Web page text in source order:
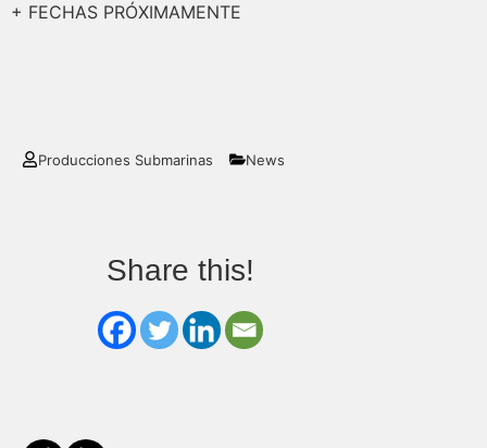
+ FECHAS PRÓXIMAMENTE
Producciones Submarinas News
Share this!